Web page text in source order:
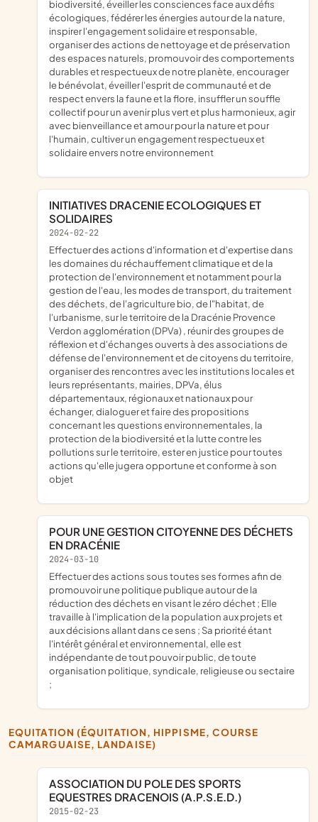
biodiversité, éveiller les consciences face aux défis
écologiques, fédérer les énergies autour de la nature,
inspirer l'engagement solidaire et responsable,
organiser des actions de nettoyage et de préservation
des espaces naturels, promouvoir des comportements
durables et respectueux de notre planète, encourager
le bénévolat, éveiller l'esprit de communauté et de
respect envers la faune et la flore, insuffler un souffle
collectif pour un avenir plus vert et plus harmonieux, agir
avec bienveillance et amour pour la nature et pour
l'humain, cultiver un engagement respectueux et
solidaire envers notre environnement
INITIATIVES DRACENIE ECOLOGIQUES ET
SOLIDAIRES
2024-02-22
effectuer des actions d'information et d'expertise dans
les domaines du réchauffement climatique et de la
protection de l'environnement et notamment pour la
gestion de l'eau, les modes de transport, du traitement
des déchets, de l'agriculture bio, de l"habitat, de
l'urbanisme, sur le territoire de la Dracénie Provence
Verdon agglomération (DPVa) , réunir des groupes de
réflexion et d'échanges ouverts à des associations de
défense de l'environnement et de citoyens du territoire,
organiser des rencontres avec les institutions locales et
leurs représentants, mairies, DPVa, élus
départementaux, régionaux et nationaux pour
échanger, dialoguer et faire des propositions
concernant les questions environnementales, la
protection de la biodiversité et la lutte contre les
pollutions sur le territoire, ester en justice pour toutes
actions qu'elle jugera opportune et conforme à son
objet
POUR UNE GESTION CITOYENNE DES DÉCHETS
EN DRACÉNIE
2024-03-10
effectuer des actions sous toutes ses formes afin de
promouvoir une politique publique autour de la
réduction des déchets en visant le zéro déchet ; Elle
travaille à l'implication de la population aux projets et
aux décisions allant dans ce sens ; Sa priorité étant
l'intérêt général et environnemental, elle est
indépendante de tout pouvoir public, de toute
organisation politique, syndicale, religieuse ou sectaire
;
EQUITATION (ÉQUITATION, HIPPISME, COURSE
CAMARGUAISE, LANDAISE)
ASSOCIATION DU POLE DES SPORTS
EQUESTRES DRACENOIS (A.P.S.E.D.)
2015-02-23